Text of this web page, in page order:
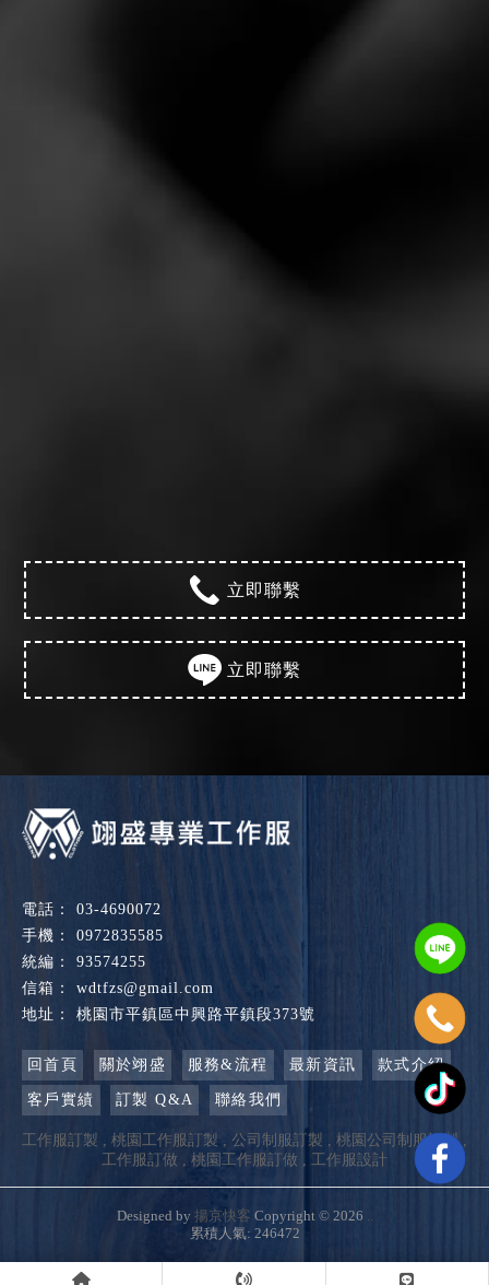
立即聯繫
立即聯繫
03-4690072
0972835585
93574255
wdtfzs@gmail.com
桃園市平鎮區中興路平鎮段373號
回首頁 關於翊盛 服務&流程 最新資訊 款式介紹
客戶實績 訂製 Q&A 聯絡我們
工作服訂製 桃園工作服訂製 公司制服訂製
桃園公司制服訂製
工作服訂做
桃園工作服訂做 工作服設計
Designed by 揚京快客 Copyright © 2026
累積人氣: 246472